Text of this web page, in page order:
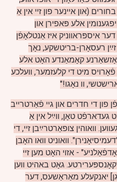
(און איינער פון זיי אין אַ
אלע פּאפירן און
דער איספּראווניק איז אַנטלאָפֿן
רעסאָרן-בריטשקע, נאָך
קאָמאַנדע האָט אלע
מיט די קלעזמער, וועלכע
וו נאָגו!"
פון די חדרים און גײ פֿאַרטרײב
געדארפֿט טאָן, ווײַל אין אַ
וואוהין צופאַרטרײַבן זיי, די
וואוניט וואו האָבן
- אזוי האָט מען זיי
גאָט באהיט ווען
יאנקעלע מאַראַשעס, דער